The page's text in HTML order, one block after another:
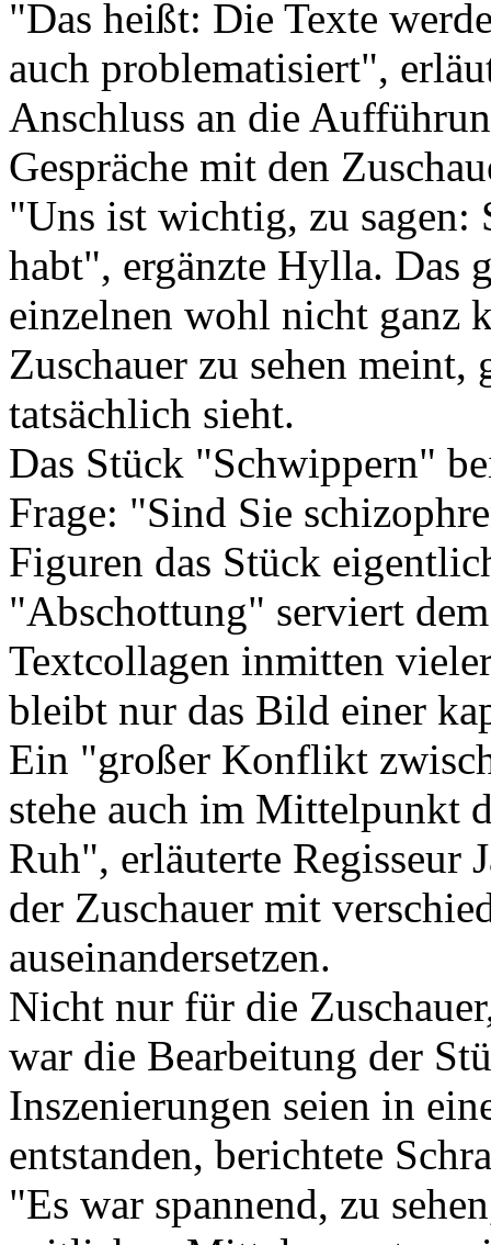
"Das heißt: Die Texte
auch problematisiert",
Anschluss an die
Gespräche mit den
"Uns ist wichtig, zu sagen:
habt", ergänzte Hylla. Das
einzelnen wohl nicht ganz
Zuschauer zu sehen meint,
tatsächlich sieht.
Das Stück "Schwippern"
Frage: "Sind Sie
Figuren das Stück
"Abschottung" serviert
Textcollagen inmitten
bleibt nur das Bild einer
Ein "großer Konflikt
stehe auch im Mittelpunkt
Ruh", erläuterte Regisseur
der Zuschauer mit
auseinandersetzen.
Nicht nur für die
war die Bearbeitung der
Inszenierungen seien in
entstanden, berichtete
"Es war spannend, zu